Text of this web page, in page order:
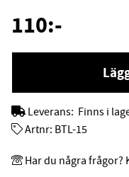
110:-
Leverans: Finns i
Artnr: BTL-15
Har du några frågor?